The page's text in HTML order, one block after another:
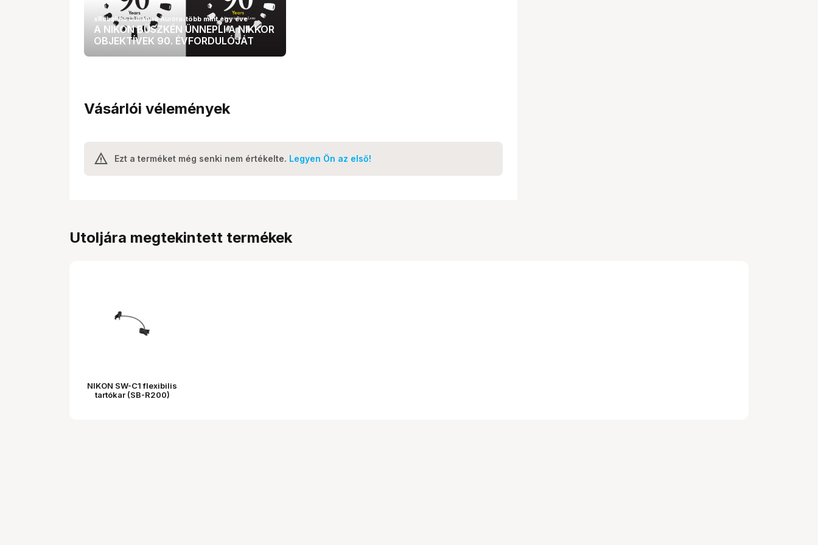
A NIKON BÜSZKÉN ÜNNEPLI A NIKKOR
OBJEKTÍVEK 90. ÉVFORDULÓJÁT
xRobalino Julianna Auróra•több mint egy éve
Vásárlói vélemények
Ezt a terméket még senki nem értékelte. Legyen Ön az első!
Utoljára megtekintett termékek
NIKON SW-C1 flexibilis
tartókar (SB-R200)